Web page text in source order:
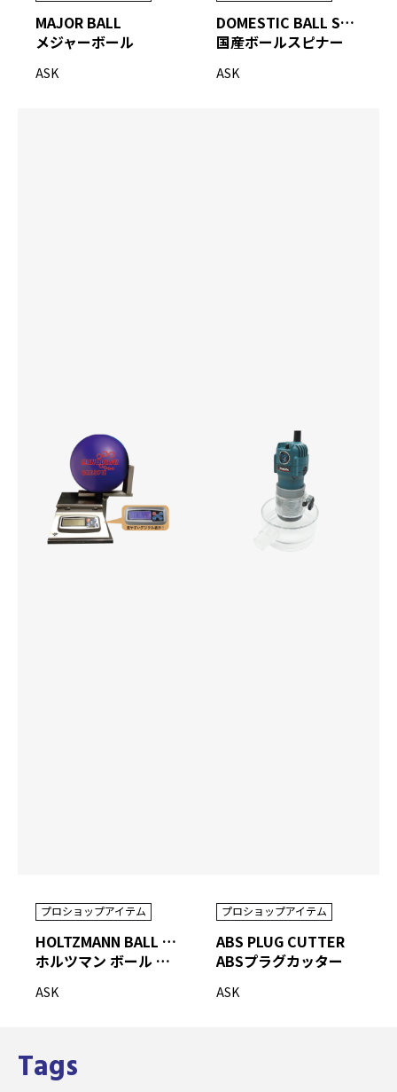
MAJOR BALL
メジャーボール
ASK
DOMESTIC BALL SPINNER
国産ボールスピナー
ASK
プロショップアイテム
HOLTZMANN BALL BALANCE SCALE
ホルツマン ボール バランス スケール
ASK
プロショップアイテム
ABS PLUG CUTTER
ABSプラグカッター
ASK
Tags